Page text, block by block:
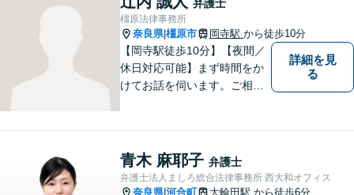
しくお願いします。
弁護士
橿原法律事務所
奈良県|橿原市 岡寺駅 から徒歩10分
【岡寺駅徒歩10分】【夜間／
休日対応可能】まず時間をか
けてお話を伺います。ご相談
護士】地域密着型のアットホ
ームなリーガルサービスをご
提供させていただきます。
詳細を見
る
青木 麻耶子 弁護士
弁護士法人ましろ総合法律事務所 西大和オフィス
奈良県|河合町 大輪田駅 から徒歩6分